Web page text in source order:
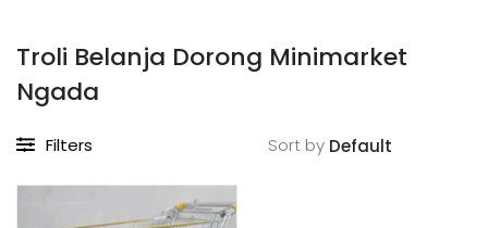
Troli Belanja Dorong Minimarket
Ngada
Filters Sort by